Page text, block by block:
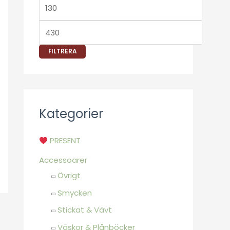
FILTRERA
Kategorier
PRESENT
Accessoarer
Övrigt
Smycken
Stickat & Vävt
Väskor & Plånböcker